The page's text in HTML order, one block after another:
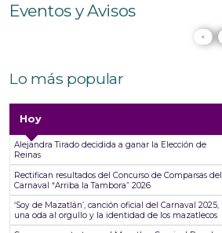
Eventos y Avisos
<
Lo más popular
Hoy
Alejandra Tirado decidida a ganar la Elección de
Reinas
Rectifican resultados del Concurso de Comparsas del
Carnaval “Arriba la Tambora” 2026
‘Soy de Mazatlán’, canción oficial del Carnaval 2025,
una oda al orgullo y la identidad de los mazatlecos